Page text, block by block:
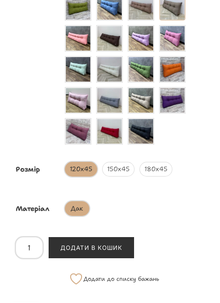
Розмір 120х45 150х45 180х45
Матеріал Дак
ДОДАТИ В КОШИК
Додати до списку бажань